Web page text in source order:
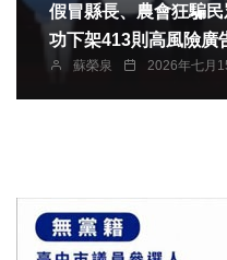
假冒縣長、農會狂騙
功下架413則高風險廣
蘇榮泉 2026年七月